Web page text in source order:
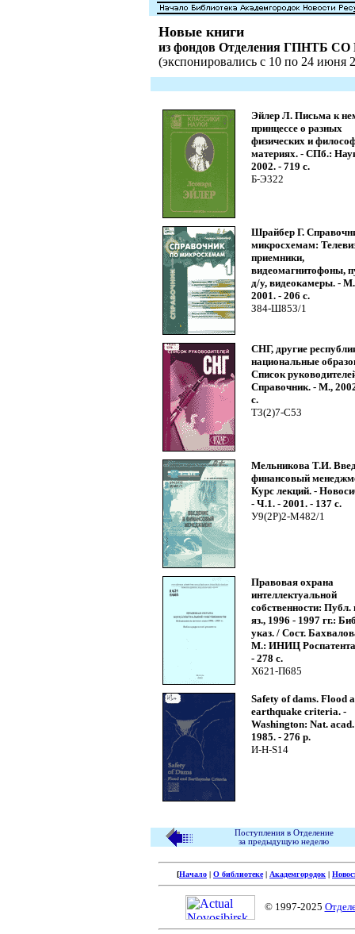
Новые книги
из фондов Отделения ГПНТБ
(экспонировались с 10 по 24 июня
Эйлер Л. Письма к
принцессе о разных
физических и
материях. - СПб.:
2002. - 719 с.
Б-Э322
Шрайбер Г.
микросхемам:
приемники,
видеомагнитофоны,
д/у, видеокамеры. -
2001. - 206 с.
З84-Ш853/1
СНГ, другие
национальные
Список
Справочник. - М.,
с.
Т3(2)7-С53
Мельникова Т.И.
финансовый
Курс лекций. -
- Ч.1. - 2001. - 137 с.
У9(2Р)2-М482/1
Правовая охрана
интеллектуальной
собственности: Публ.
яз., 1996 - 1997 гг.:
указ. / Сост.
М.: ИНИЦ
- 278 с.
Х621-П685
Safety of dams. Flood
earthquake criteria. -
Washington: Nat. acad.
1985. - 276 p.
И-Н-S14
Поступления в Отделение
за предыдущую неделю
[Начало | О библиотеке| Академгородок |
© 1997-2025